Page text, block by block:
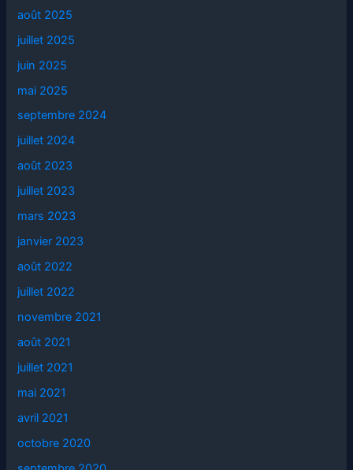
août 2025
juillet 2025
juin 2025
mai 2025
septembre 2024
juillet 2024
août 2023
juillet 2023
mars 2023
janvier 2023
août 2022
juillet 2022
novembre 2021
août 2021
juillet 2021
mai 2021
avril 2021
octobre 2020